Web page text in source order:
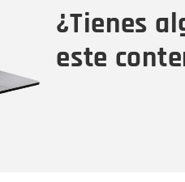
¿Tienes
este